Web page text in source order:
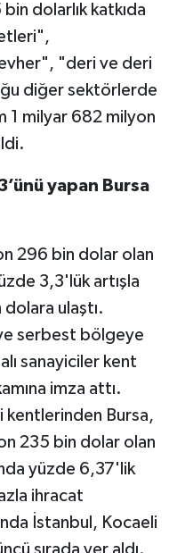
dolarlık katkıda
"deri ve deri
diğer sektörlerde
1 milyar 682 milyon
yapan Bursa
296 bin dolar olan
3,3'lük artışla
ulaştı.
serbest bölgeye
sanayiciler kent
imza attı.
kentlerinden Bursa,
235 bin dolar olan
yüzde 6,37'lik
ihracat
İstanbul, Kocaeli